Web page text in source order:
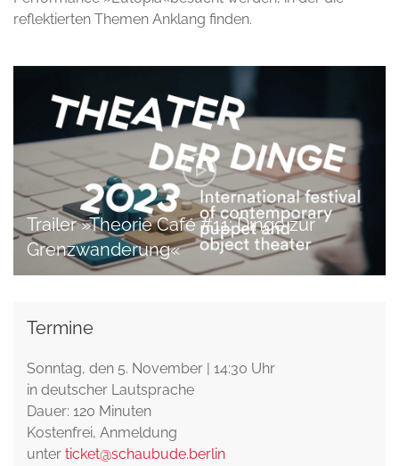
reflektierten Themen Anklang finden.
Trailer »Theorie Café #11: Dinge zur
Grenzwanderung«
Termine
Sonntag, den 5. November | 14:30 Uhr
in deutscher Lautsprache
Dauer: 120 Minuten
Kostenfrei, Anmeldung
unter ticket@schaubude.berlin